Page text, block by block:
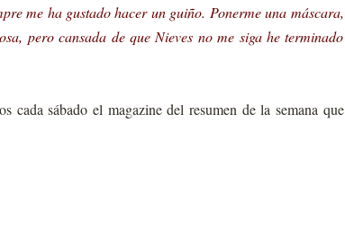
me ha gustado hacer un guiño. Ponerme una máscara,
pero cansada de que Nieves no me siga he terminado
cada sábado el magazine del resumen de la semana que